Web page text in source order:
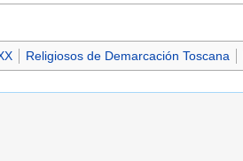
Religiosos de Demarcación Toscana